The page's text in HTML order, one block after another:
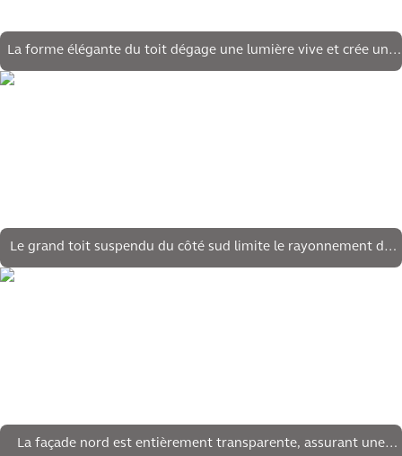
La forme élégante du toit dégage une lumière vive et crée une
atmosphère agréable
Le grand toit suspendu du côté sud limite le rayonnement du
soleil
La façade nord est entièrement transparente, assurant une